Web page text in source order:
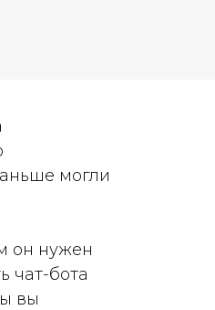
могли
он нужен
чат-бота
вы